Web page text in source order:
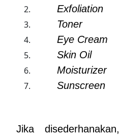
Exfoliation
Toner
Eye Cream
Skin Oil
Moisturizer
Sunscreen
Jika